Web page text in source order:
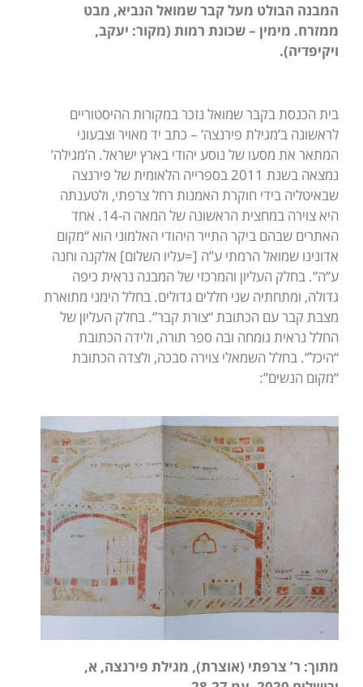
המבנה הבולט מעל קבר שמואל הנביא, מבט
ממזרח. מימין – שכונת רמות (מקור: יעקב,
ויקיפדיה).
בית הכנסת בקבר שמואל נזכר במקורות ההיסטוריים
לראשונה ב’מגילת פירנצה’ – כתב יד מאויר וצבעוני
המתאר את מסעו של נוסע יהודי בארץ ישראל. ה’מגילה’
נמצאה בשנת 2011 בספרייה הלאומית של פירנצה
שבאיטליה בידי חוקרת האמנות רחל צרפתי, ולטענתה
היא צוירה במחצית הראשונה של המאה ה-14. אחד
האתרים שבהם ביקר התייר היהודי האלמוני הוא “מקום
אדונינו שמואל הרמתי ע”ה [=עליו השלום] אלקנה וחנה
ע”ה”. בחלק העליון והמרכזי של המבנה נראית כיפה
גדולה, ומתחתיה שני חללים גדולים. בחלל הימני מתוארת
מצבת קבר עם הכתובת “צורת קבר”. בחלק העליון של
החלל נראית גומחה ובה ספר תורה, ולידה הכתובת
“היכל”. בחלל השמאלי צוירה סבכה, ולצדה הכתובת
“מקום הנשים”:
מתוך: ר’ צרפתי (אוצרת), מגילת פירנצה, א,